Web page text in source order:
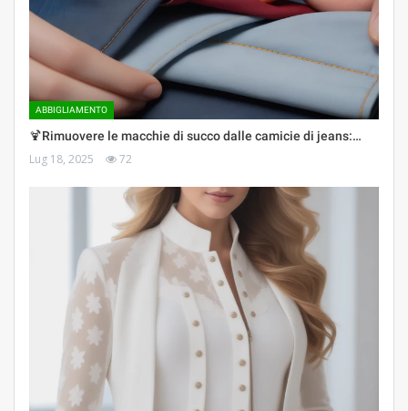
ABBIGLIAMENTO
🍹Rimuovere le macchie di succo dalle camicie di jeans:…
Lug 18, 2025 72